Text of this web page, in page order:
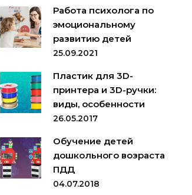
Работа психолога по
эмоциональному
развитию детей
25.09.2021
Пластик для 3D-
принтера и 3D-ручки:
виды, особенности
26.05.2017
Обучение детей
дошкольного возраста
ПДД
04.07.2018